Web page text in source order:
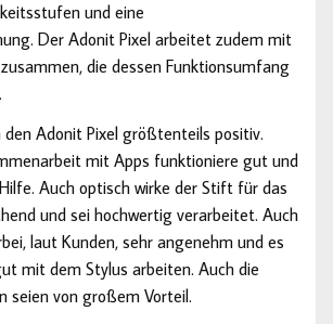
und eine
Der Adonit Pixel arbeitet zudem mit
die dessen Funktionsumfang
den Adonit Pixel größtenteils positiv.
mit Apps funktioniere gut und
Auch optisch wirke der Stift für das
und sei hochwertig verarbeitet. Auch
laut Kunden, sehr angenehm und es
mit dem Stylus arbeiten. Auch die
seien von großem Vorteil.